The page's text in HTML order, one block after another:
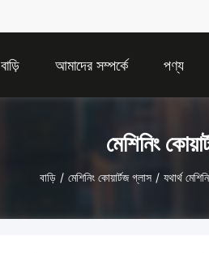
বাড়ি আমাদের সম্পর্কে পণ্য
মেশিনিং
বাড়ি / মেশিনিং কোয়ার্টজ গ্লাস / যথার্থ